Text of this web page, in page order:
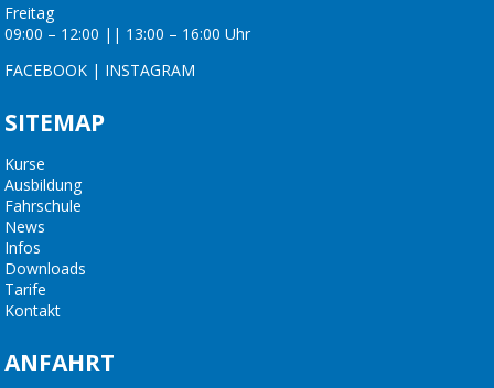
Freitag
09:00 – 12:00 || 13:00 – 16:00 Uhr
FACEBOOK | INSTAGRAM
SITEMAP
Kurse
Ausbildung
Fahrschule
News
Infos
Downloads
Tarife
Kontakt
ANFAHRT